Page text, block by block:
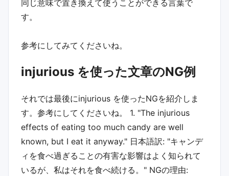
同じ意味で置き換えて使うことができる言葉で
す。
参考にしてみてくださいね。
injurious を使った文章のNG例
それでは最後に injurious を使ったNGを紹介しま
す。参考にしてくださいね。 1. "The injurious
effects of eating too much candy are well
known, but I eat it anyway." 日本語訳: "キャンデ
ィを食べ過ぎることの有害な影響はよく知られて
いるが、私はそれを食べ続ける。" NGの理由: